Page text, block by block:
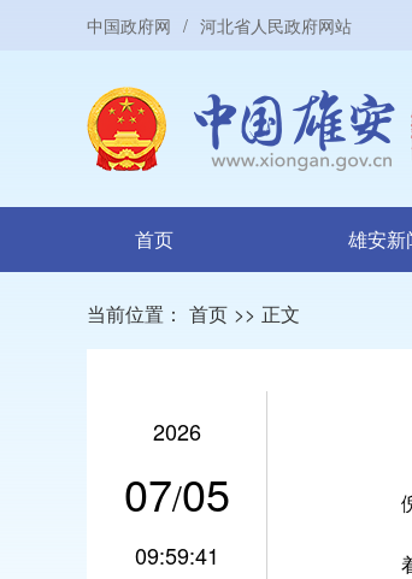
中国政府网 / 河北省人民政府网站
首页 雄安新
当前位置： 首页 >> 正文
2026
07/05
09:59:41
倪
着